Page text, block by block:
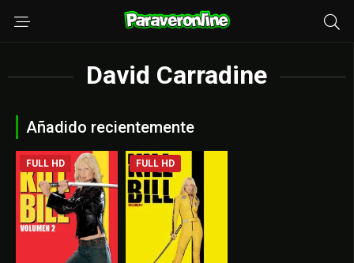
David Carradine
Añadido recientemente
FULL HD FULL HD